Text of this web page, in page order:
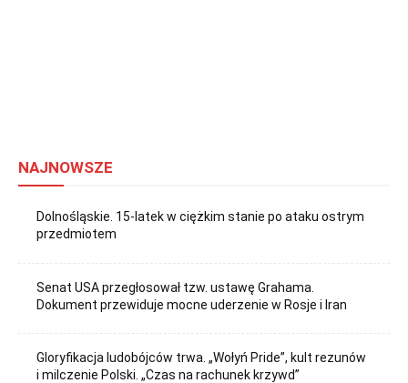
NAJNOWSZE
Dolnośląskie. 15-latek w ciężkim stanie po ataku ostrym
przedmiotem
Senat USA przegłosował tzw. ustawę Grahama.
Dokument przewiduje mocne uderzenie w Rosje i Iran
Gloryfikacja ludobójców trwa. „Wołyń Pride”, kult rezunów
i milczenie Polski. „Czas na rachunek krzywd”